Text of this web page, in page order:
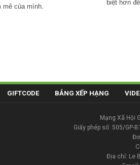
của mình.
biệt hơn
GIFTCODE BẢNG XẾP HẠNG
Mạng Xã Hội
Giấy phép số: 505/GP-
Địa chỉ: Le